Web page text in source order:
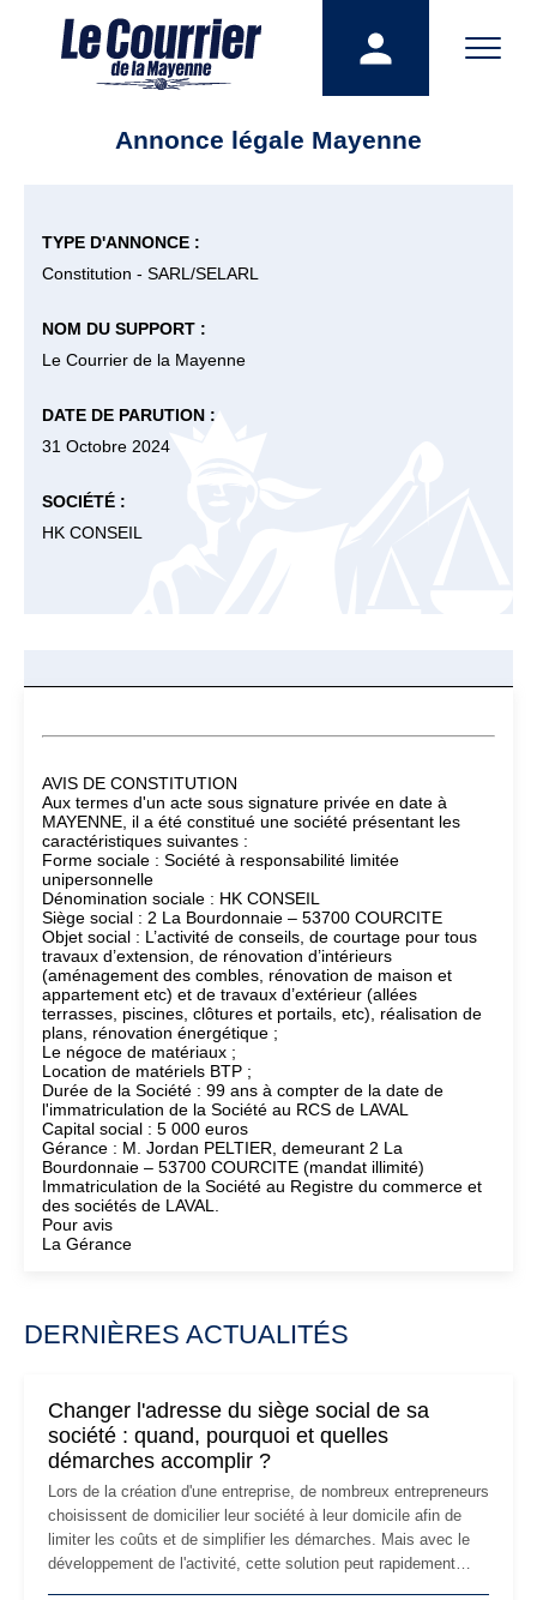
Annonce légale Mayenne
TYPE D'ANNONCE :
Constitution - SARL/SELARL
NOM DU SUPPORT :
Le Courrier de la Mayenne
DATE DE PARUTION :
31 Octobre 2024
SOCIÉTÉ :
HK CONSEIL
AVIS DE CONSTITUTION
Aux termes d'un acte sous signature privée en date à
MAYENNE, il a été constitué une société présentant les
caractéristiques suivantes :
Forme sociale : Société à responsabilité limitée
unipersonnelle
Dénomination sociale : HK CONSEIL
Siège social : 2 La Bourdonnaie – 53700 COURCITE
Objet social : L’activité de conseils, de courtage pour tous
travaux d’extension, de rénovation d’intérieurs
(aménagement des combles, rénovation de maison et
appartement etc) et de travaux d’extérieur (allées
terrasses, piscines, clôtures et portails, etc), réalisation de
plans, rénovation énergétique ;
Le négoce de matériaux ;
Location de matériels BTP ;
Durée de la Société : 99 ans à compter de la date de
l'immatriculation de la Société au RCS de LAVAL
Capital social : 5 000 euros
Gérance : M. Jordan PELTIER, demeurant 2 La
Bourdonnaie – 53700 COURCITE (mandat illimité)
Immatriculation de la Société au Registre du commerce et
des sociétés de LAVAL.
Pour avis
La Gérance
DERNIÈRES ACTUALITÉS
Changer l'adresse du siège social de sa
société : quand, pourquoi et quelles
démarches accomplir ?
Lors de la création d'une entreprise, de nombreux entrepreneurs
choisissent de domicilier leur société à leur domicile afin de
limiter les coûts et de simplifier les démarches. Mais avec le
développement de l'activité, cette solution peut rapidement